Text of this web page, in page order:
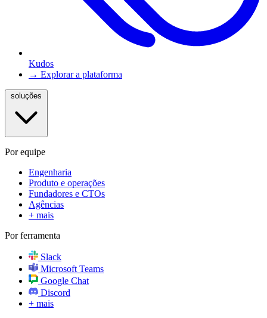
Kudos
→ Explorar a plataforma
Por equipe
Engenharia
Produto e operações
Fundadores e CTOs
Agências
+ mais
Por ferramenta
Slack
Microsoft Teams
Google Chat
Discord
+ mais